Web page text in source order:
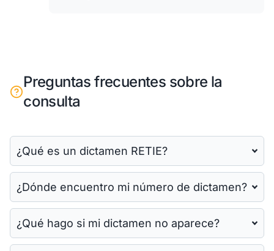
Preguntas frecuentes sobre la
consulta
¿Qué es un dictamen RETIE?
¿Dónde encuentro mi número de dictamen?
¿Qué hago si mi dictamen no aparece?